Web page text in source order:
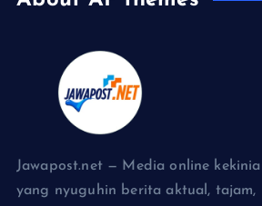
Jawapost.net — Media online
yang nyuguhin berita aktual, tajam,